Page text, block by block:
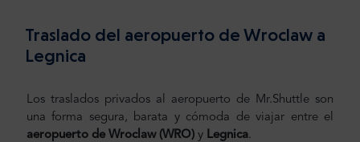
Traslado del aeropuerto de Wroclaw a
Legnica
Los traslados privados al aeropuerto de Mr.Shuttle son
una forma segura, barata y cómoda de viajar entre el
aeropuerto de Wroclaw (WRO) y Legnica.